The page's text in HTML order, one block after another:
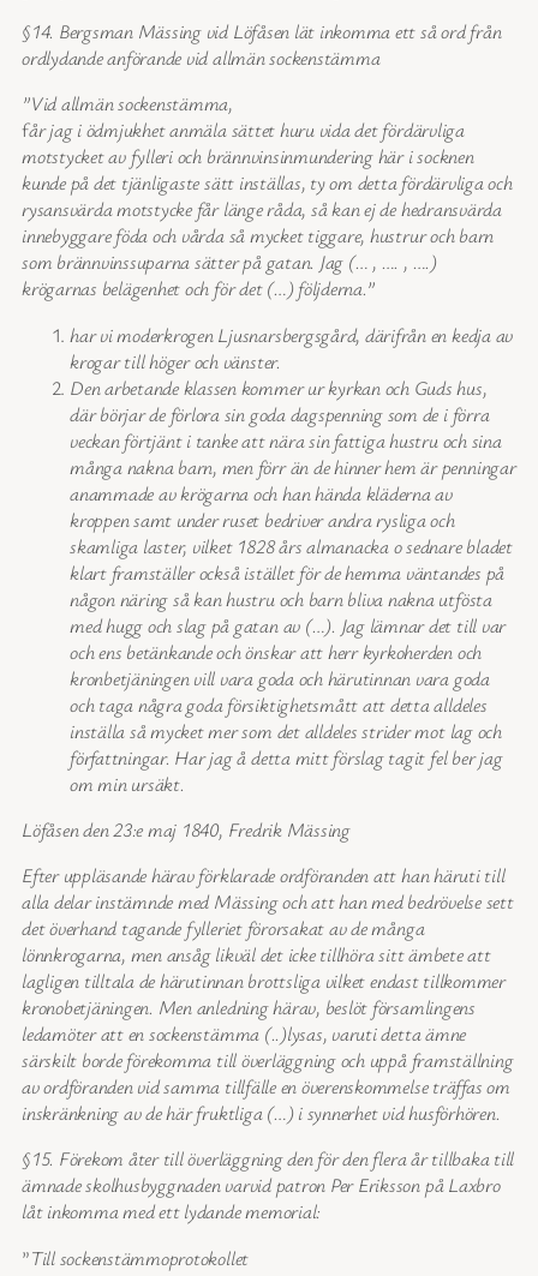
§14. Bergsman Mässing vid Löfåsen lät inkomma ett så ord från
ordlydande anförande vid allmän sockenstämma
”Vid allmän sockenstämma,
får jag i ödmjukhet anmäla sättet huru vida det fördärvliga
motstycket av fylleri och brännvinsinmundering här i socknen
kunde på det tjänligaste sätt inställas, ty om detta fördärvliga och
rysansvärda motstycke får länge råda, så kan ej de hedransvärda
innebyggare föda och vårda så mycket tiggare, hustrur och barn
som brännvinssuparna sätter på gatan. Jag (… , …. , ….)
krögarnas belägenhet och för det (…) följderna.”
har vi moderkrogen Ljusnarsbergsgård, därifrån en kedja av
krogar till höger och vänster.
Den arbetande klassen kommer ur kyrkan och Guds hus,
där börjar de förlora sin goda dagspenning som de i förra
veckan förtjänt i tanke att nära sin fattiga hustru och sina
många nakna barn, men förr än de hinner hem är penningar
anammade av krögarna och han hända kläderna av
kroppen samt under ruset bedriver andra rysliga och
skamliga laster, vilket 1828 års almanacka o sednare bladet
klart framställer också istället för de hemma väntandes på
någon näring så kan hustru och barn bliva nakna utfösta
med hugg och slag på gatan av (…). Jag lämnar det till var
och ens betänkande och önskar att herr kyrkoherden och
kronbetjäningen vill vara goda och härutinnan vara goda
och taga några goda försiktighetsmått att detta alldeles
inställa så mycket mer som det alldeles strider mot lag och
författningar. Har jag å detta mitt förslag tagit fel ber jag
om min ursäkt.
Löfåsen den 23:e maj 1840, Fredrik Mässing
Efter uppläsande härav förklarade ordföranden att han häruti till
alla delar instämnde med Mässing och att han med bedrövelse sett
det överhand tagande fylleriet förorsakat av de många
lönnkrogarna, men ansåg likväl det icke tillhöra sitt ämbete att
lagligen tilltala de härutinnan brottsliga vilket endast tillkommer
kronobetjäningen. Men anledning härav, beslöt församlingens
ledamöter att en sockenstämma (..)lysas, varuti detta ämne
särskilt borde förekomma till överläggning och uppå framställning
av ordföranden vid samma tillfälle en överenskommelse träffas om
inskränkning av de här fruktliga (…) i synnerhet vid husförhören.
§15. Förekom åter till överläggning den för den flera år tillbaka till
ämnade skolhusbyggnaden varvid patron Per Eriksson på Laxbro
låt inkomma med ett lydande memorial:
”Till sockenstämmoprotokollet